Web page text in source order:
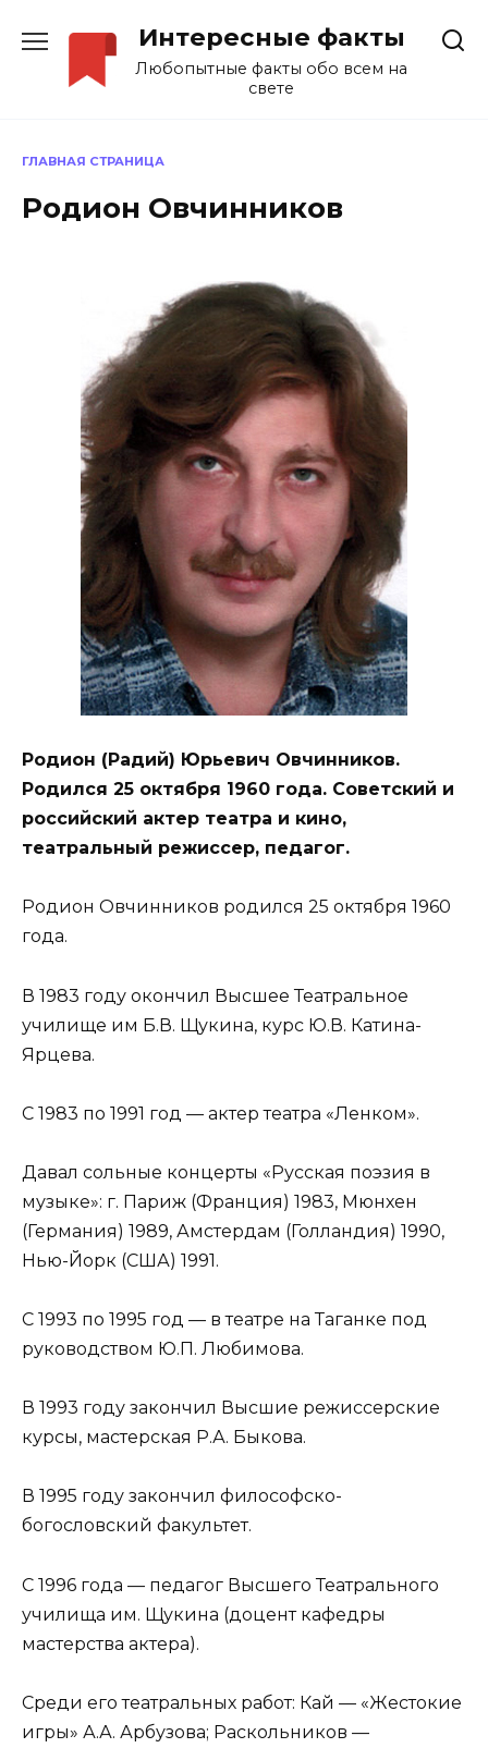
содержанию
Интересные факты
Любопытные факты обо всем на
свете
ГЛАВНАЯ СТРАНИЦА
Родион Овчинников
Родион (Радий) Юрьевич Овчинников.
Родился 25 октября 1960 года. Советский и
российский актер театра и кино,
театральный режиссер, педагог.
Родион Овчинников родился 25 октября 1960
года.
В 1983 году окончил Высшее Театральное
училище им Б.В. Щукина, курс Ю.В. Катина-
Ярцева.
С 1983 по 1991 год — актер театра «Ленком».
Давал сольные концерты «Русская поэзия в
музыке»: г. Париж (Франция) 1983, Мюнхен
(Германия) 1989, Амстердам (Голландия) 1990,
Нью-Йорк (США) 1991.
С 1993 по 1995 год — в театре на Таганке под
руководством Ю.П. Любимова.
В 1993 году закончил Высшие режиссерские
курсы, мастерская Р.А. Быкова.
В 1995 году закончил философско-
богословский факультет.
С 1996 года — педагог Высшего Театрального
училища им. Щукина (доцент кафедры
мастерства актера).
Среди его театральных работ: Кай — «Жестокие
игры» А.А. Арбузова; Раскольников —